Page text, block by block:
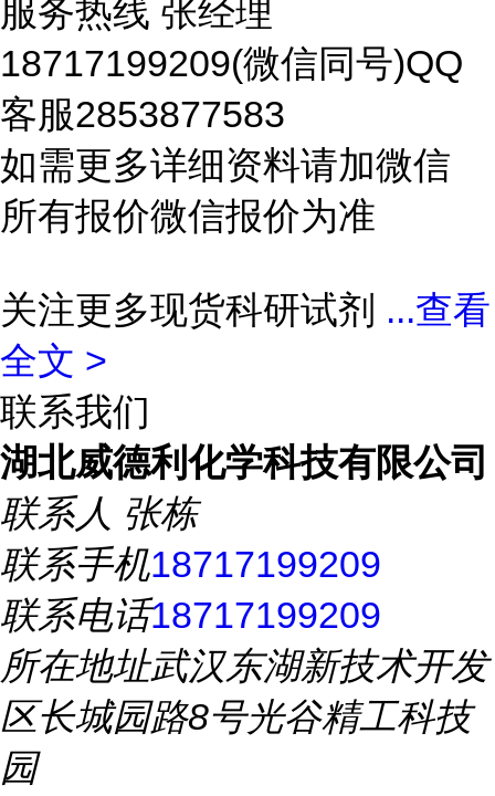
服务热线 张经理
18717199209(微信同号)QQ
客服2853877583
如需更多详细资料请加微信
所有报价微信报价为准
关注更多现货科研试剂 ...查看
全文 >
联系我们
湖北威德利化学科技有限公司
联系人 张栋
联系手机18717199209
联系电话18717199209
所在地址武汉东湖新技术开发
区长城园路8号光谷精工科技
园